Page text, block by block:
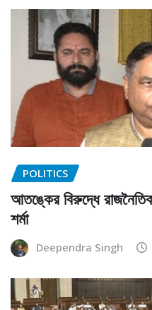
POLITICS
আতঙ্কের বিরুদ্ধে
শর্মা
Deependra Singh